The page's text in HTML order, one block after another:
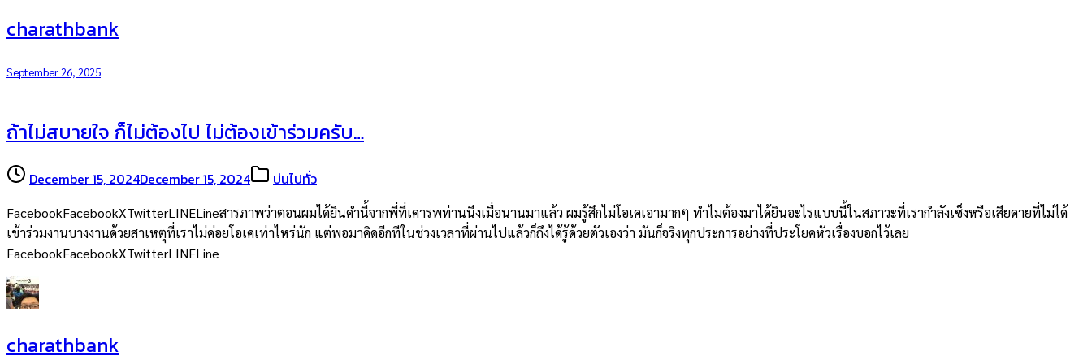
charathbank
September 26, 2025
ถ้าไม่สบายใจ ก็ไม่ต้องไป ไม่ต้องเข้าร่วมครับ…
December 15, 2024December 15, 2024 บ่นไปทั่ว
FacebookFacebookXTwitterLINELineสารภาพว่าตอนผมได้ยินคำนี้จากพี่ที่เคารพท่านนึงเมื่อนานมาแล้ว ผมรู้สึกไม่โอเคเอามากๆ ทำไมต้องมาได้ยินอะไรแบบนี้ในสภาวะที่เรากำลังเซ็งหรือเสียดายที่ไม่ได้
เข้าร่วมงานบางงานด้วยสาเหตุที่เราไม่ค่อยโอเคเท่าไหร่นัก แต่พอมาคิดอีกทีในช่วงเวลาที่ผ่านไปแล้วก็ถึงได้รู้ด้วยตัวเองว่า มันก็จริงทุกประการอย่างที่ประโยคหัวเรื่องบอกไว้เลย
FacebookFacebookXTwitterLINELine
charathbank